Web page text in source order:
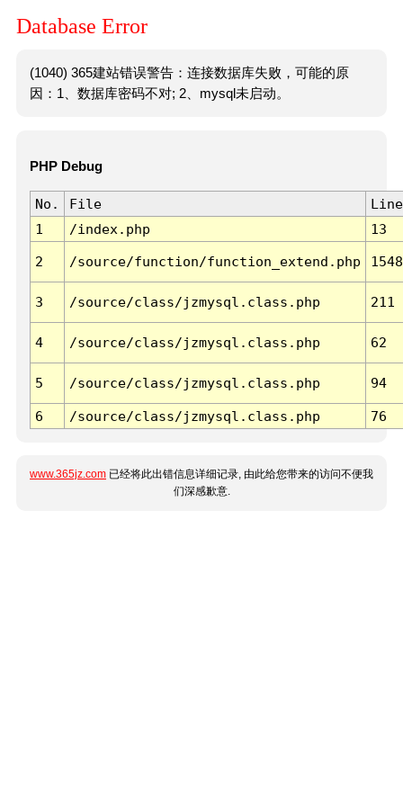
Database Error
(1040) 365建站错误警告：连接数据库失败，可能的原
因：1、数据库密码不对; 2、mysql未启动。
PHP Debug
No. File
Line
1
/index.php 13
2 /source/function/function_extend.php 1548
3 /source/class/jzmysql.class.php 211
4 /source/class/jzmysql.class.php 62
5 /source/class/jzmysql.class.php 94
6 /source/class/jzmysql.class.php 76
www.365jz.com 已经将此出错信息详细记录, 由此给您带来的访问不便我
们深感歉意.